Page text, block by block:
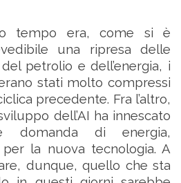
tempo era, come si è
una ripresa delle
petrolio e dell’energia, i
stati molto compressi
precedente. Fra l’altro,
dell’AI ha innescato
domanda di energia,
per la nuova tecnologia. A
dunque, quello che sta